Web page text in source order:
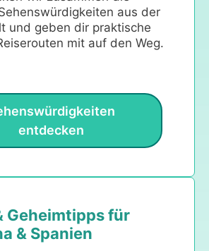
aus der
und geben dir praktische
mit auf den Weg.
entdecken
Geheimtipps für
& Spanien